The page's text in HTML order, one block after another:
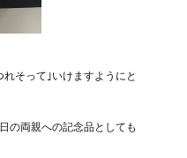
そって｣いけますようにと
の両親への記念品としても